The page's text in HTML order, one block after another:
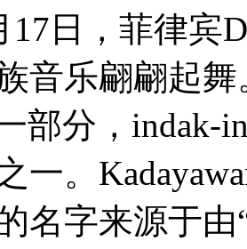
17日，菲律宾
音乐翩翩起舞
部分，indak-
一。
名字来源于由